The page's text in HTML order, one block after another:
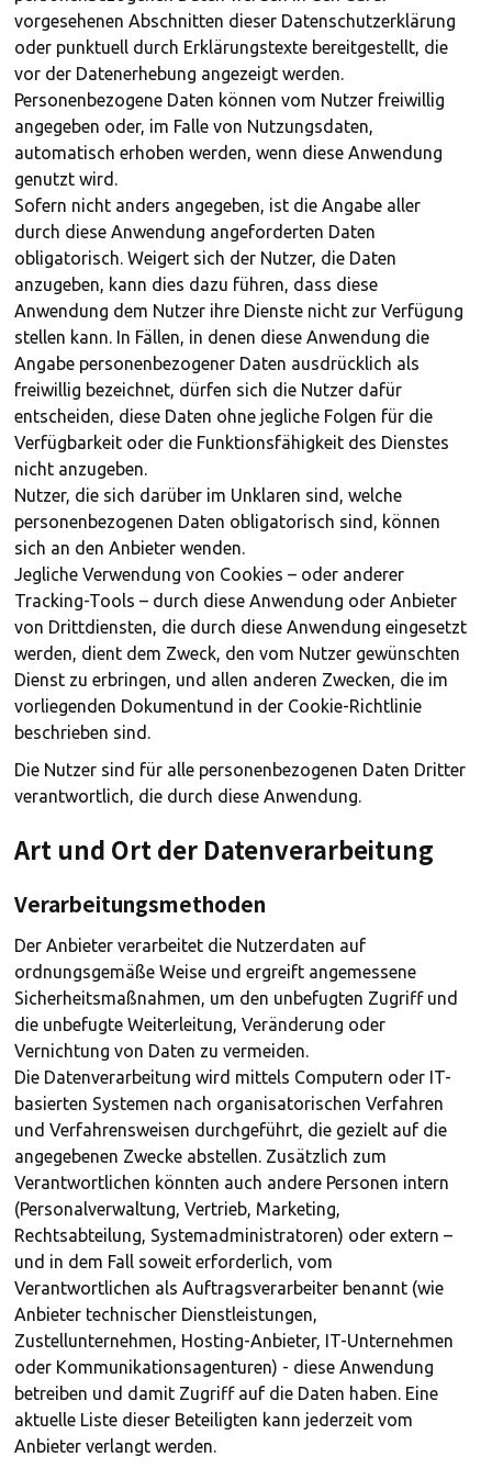
vorgesehenen Abschnitten dieser Datenschutzerklärung
oder punktuell durch Erklärungstexte bereitgestellt, die
vor der Datenerhebung angezeigt werden.
Personenbezogene Daten können vom Nutzer freiwillig
angegeben oder, im Falle von Nutzungsdaten,
automatisch erhoben werden, wenn diese Anwendung
genutzt wird.
Sofern nicht anders angegeben, ist die Angabe aller
durch diese Anwendung angeforderten Daten
obligatorisch. Weigert sich der Nutzer, die Daten
anzugeben, kann dies dazu führen, dass diese
Anwendung dem Nutzer ihre Dienste nicht zur Verfügung
stellen kann. In Fällen, in denen diese Anwendung die
Angabe personenbezogener Daten ausdrücklich als
freiwillig bezeichnet, dürfen sich die Nutzer dafür
entscheiden, diese Daten ohne jegliche Folgen für die
Verfügbarkeit oder die Funktionsfähigkeit des Dienstes
nicht anzugeben.
Nutzer, die sich darüber im Unklaren sind, welche
personenbezogenen Daten obligatorisch sind, können
sich an den Anbieter wenden.
Jegliche Verwendung von Cookies – oder anderer
Tracking-Tools – durch diese Anwendung oder Anbieter
von Drittdiensten, die durch diese Anwendung eingesetzt
werden, dient dem Zweck, den vom Nutzer gewünschten
Dienst zu erbringen, und allen anderen Zwecken, die im
vorliegenden Dokumentund in der Cookie-Richtlinie
beschrieben sind.
Die Nutzer sind für alle personenbezogenen Daten Dritter
verantwortlich, die durch diese Anwendung.
Art und Ort der Datenverarbeitung
Verarbeitungsmethoden
Der Anbieter verarbeitet die Nutzerdaten auf
ordnungsgemäße Weise und ergreift angemessene
Sicherheitsmaßnahmen, um den unbefugten Zugriff und
die unbefugte Weiterleitung, Veränderung oder
Vernichtung von Daten zu vermeiden.
Die Datenverarbeitung wird mittels Computern oder IT-
basierten Systemen nach organisatorischen Verfahren
und Verfahrensweisen durchgeführt, die gezielt auf die
angegebenen Zwecke abstellen. Zusätzlich zum
Verantwortlichen könnten auch andere Personen intern
(Personalverwaltung, Vertrieb, Marketing,
Rechtsabteilung, Systemadministratoren) oder extern –
und in dem Fall soweit erforderlich, vom
Verantwortlichen als Auftragsverarbeiter benannt (wie
Anbieter technischer Dienstleistungen,
Zustellunternehmen, Hosting-Anbieter, IT-Unternehmen
oder Kommunikationsagenturen) - diese Anwendung
betreiben und damit Zugriff auf die Daten haben. Eine
aktuelle Liste dieser Beteiligten kann jederzeit vom
Anbieter verlangt werden.